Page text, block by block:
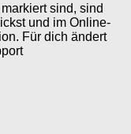
sind, sind
und im Online-
Für dich ändert